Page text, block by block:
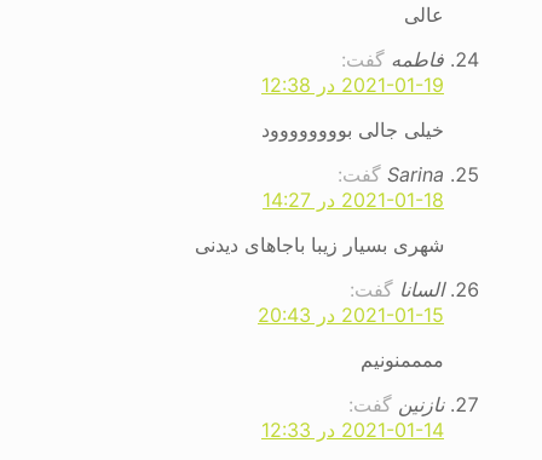
عالی
فاطمه گفت:
2021-01-19 در 12:38
خیلی جالی بوووووووود
Sarina گفت:
2021-01-18 در 14:27
شهری بسیار زیبا باجاهای دیدنی
السانا گفت:
2021-01-15 در 20:43
ممممنونیم
نازنین گفت:
2021-01-14 در 12:33